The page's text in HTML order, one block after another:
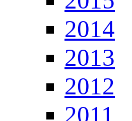
2014
2013
2012
2011